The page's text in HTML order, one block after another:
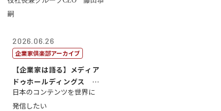
2026.06.26
企業家倶楽部アーカイブ
【企業家は語る】メディア
ドゥホールディングス 代
表取締役社長...
日本のコンテンツを世界に
発信したい